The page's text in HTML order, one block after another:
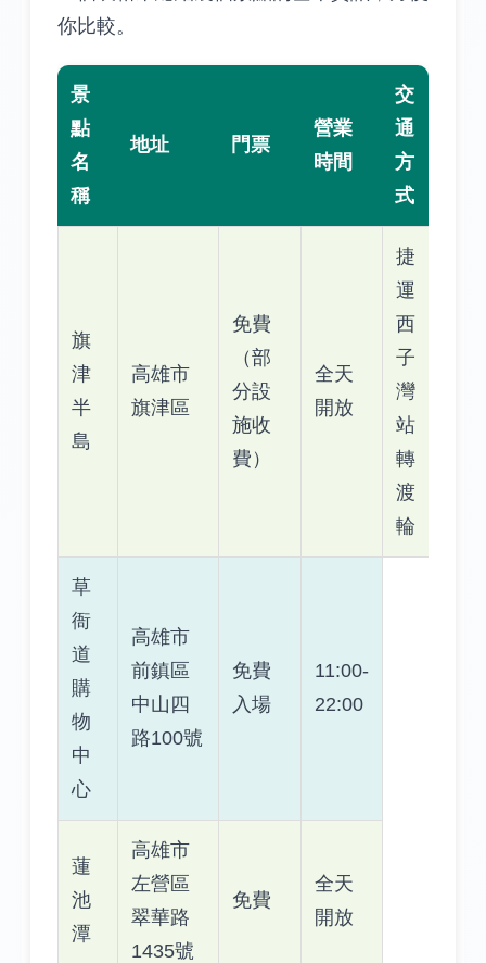
你比較。
景
點
名
稱
地址 門票
營業
時間
交
通
方
式
旗
津
半
島
高雄市
旗津區
免費
（部
分設
施收
費）
全天
開放
捷
運
西
子
灣
站
轉
渡
輪
草
衙
道
購
物
中
心
高雄市
前鎮區
中山四
路100號
免費
入場
11:00-
22:00
蓮
池
潭
高雄市
左營區
翠華路
1435號
免費
全天
開放